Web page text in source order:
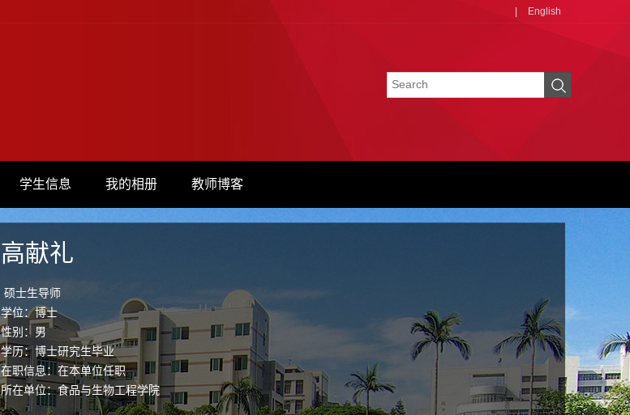
English
学生信息 我的相册 教师博客
高献礼
硕士生导师
学位：博士
性别：男
学历：博士研究生毕业
在职信息：在本单位任职
所在单位：食品与生物工程学院